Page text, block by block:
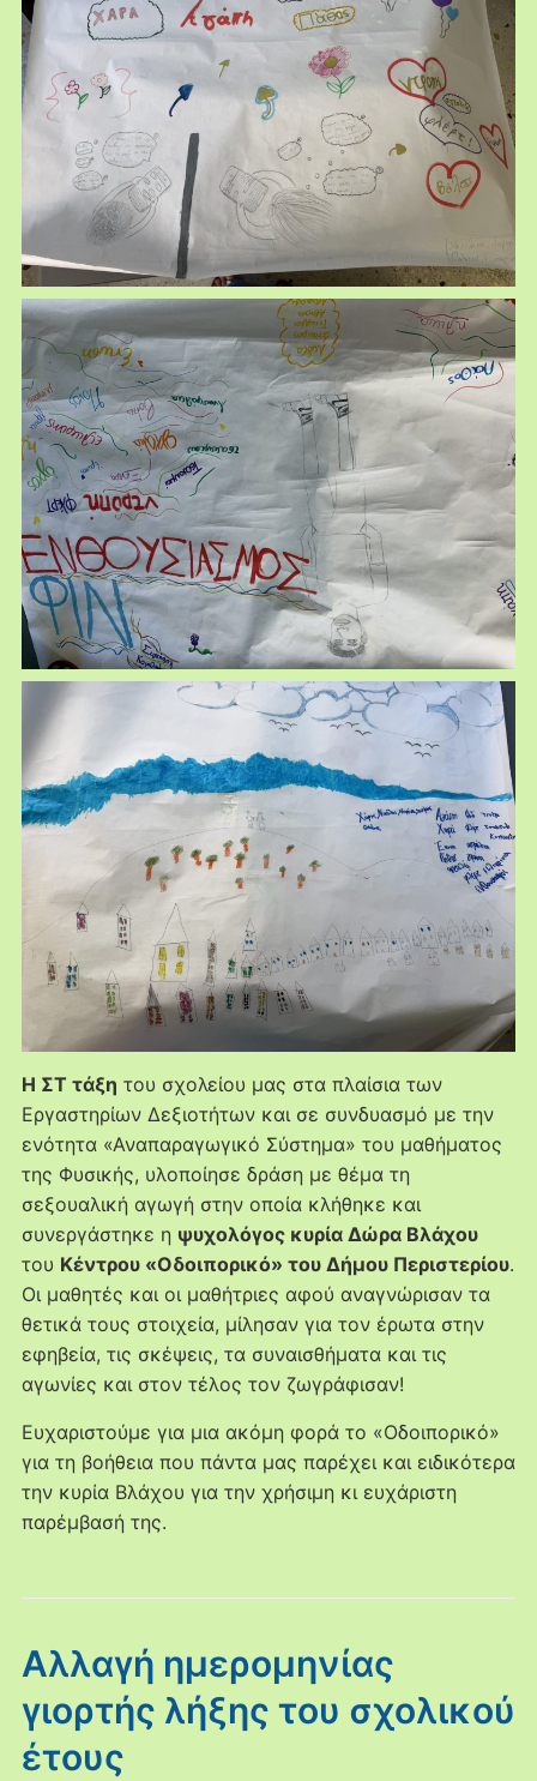
Η ΣΤ τάξη του σχολείου μας στα πλαίσια των
Εργαστηρίων Δεξιοτήτων και σε συνδυασμό με την
ενότητα «Αναπαραγωγικό Σύστημα» του μαθήματος
της Φυσικής, υλοποίησε δράση με θέμα τη
σεξουαλική αγωγή στην οποία κλήθηκε και
συνεργάστηκε η ψυχολόγος κυρία Δώρα Βλάχου
του Κέντρου «Οδοιπορικό» του Δήμου Περιστερίου.
Οι μαθητές και οι μαθήτριες αφού αναγνώρισαν τα
θετικά τους στοιχεία, μίλησαν για τον έρωτα στην
εφηβεία, τις σκέψεις, τα συναισθήματα και τις
αγωνίες και στον τέλος τον ζωγράφισαν!
Ευχαριστούμε για μια ακόμη φορά το «Οδοιπορικό»
για τη βοήθεια που πάντα μας παρέχει και ειδικότερα
την κυρία Βλάχου για την χρήσιμη κι ευχάριστη
παρέμβασή της.
Αλλαγή ημερομηνίας
γιορτής λήξης του σχολικού
έτους